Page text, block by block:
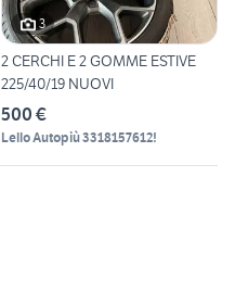
3
2 CERCHI E 2 GOMME ESTIVE
225/40/19 NUOVI
500 €
Lello Autopiù 3318157612!